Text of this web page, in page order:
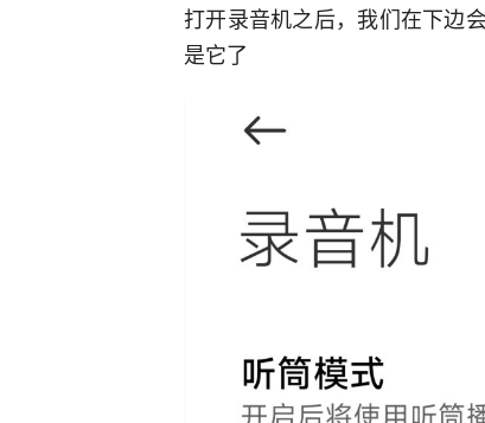
打开录音机之后，我们在下边
是它了